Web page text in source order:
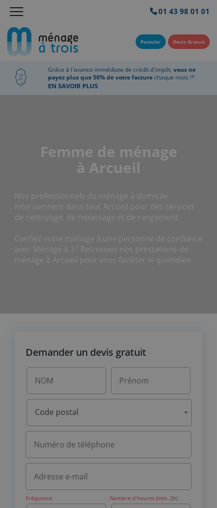
01 43 98 01 01
Postuler Devis Gratuit
Grâce à l'avance immédiate de crédit d'impôt, vous ne
payez plus que 50% de votre facturechaque mois !*
EN SAVOIR PLUS
Femme de ménage
à Arcueil
Nos professionnels du ménage à domicile
interviennent dans tout Arcueil pour des services
de nettoyage, de repassage et de rangement.
Confiez votre ménage à une personne de confiance
avec Ménage à 3 ! Retrouvez nos prestations de
ménage à Arcueil pour vous faciliter le quotidien.
Demander un devis gratuit
Code postal
Fréquence Nombre d'heures (min. 2h)